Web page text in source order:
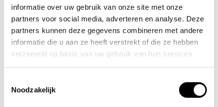
informatie over uw gebruik van onze site met onze
partners voor social media, adverteren en analyse. Deze
partners kunnen deze gegevens combineren met andere
informatie die u aan ze heeft verstrekt of die ze hebben
verzameld op basis van uw gebruik van hun services.
Noodzakelijk
€25,00